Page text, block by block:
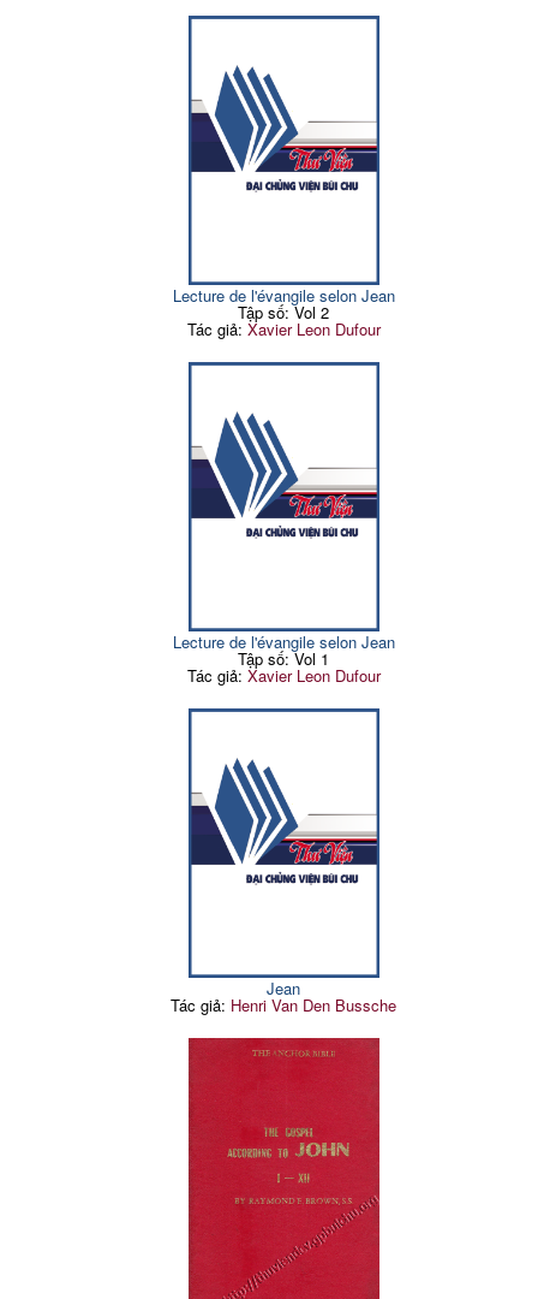
Lecture de l'évangile selon Jean
Tập số: Vol 2
Tác giả: Xavier Leon Dufour
Lecture de l'évangile selon Jean
Tập số: Vol 1
Tác giả: Xavier Leon Dufour
Jean
Tác giả: Henri Van Den Bussche